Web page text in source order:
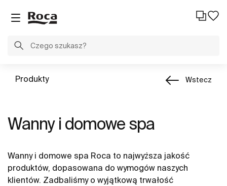
Produkty Wstecz
Wanny i domowe spa
Wanny i domowe spa Roca to najwyższa jakość
produktów, dopasowana do wymogów naszych
klientów. Zadbaliśmy o wyjątkową trwałość